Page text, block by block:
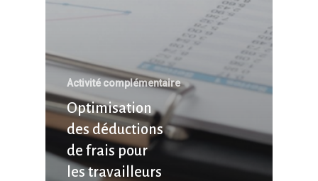
Activité complémentaire
Optimisation
des déductions
de frais pour
les travailleurs